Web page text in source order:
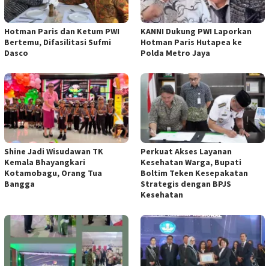
Hotman Paris dan Ketum PWI
Bertemu, Difasilitasi Sufmi
Dasco
KANNI Dukung PWI Laporkan
Hotman Paris Hutapea ke
Polda Metro Jaya
Shine Jadi Wisudawan TK
Kemala Bhayangkari
Kotamobagu, Orang Tua
Bangga
Perkuat Akses Layanan
Kesehatan Warga, Bupati
Boltim Teken Kesepakatan
Strategis dengan BPJS
Kesehatan